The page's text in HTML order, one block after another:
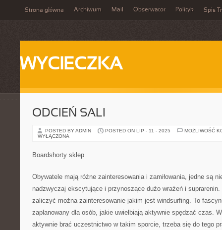
Strona główna Archiwum Mail Obserwator Polityk Spis
WYCIECZKA
ODCIEŃ SALI
POSTED BY ADMIN POSTED ON LIP - 11 - 2025
MOŻLIWOŚĆ
WYŁĄCZONA
Boardshorty sklep
Obywatele mają różne zainteresowania i zamiłowania, jedne są
nadzwyczaj ekscytujące i przynoszące dużo wrażeń i
zaliczyć można zainteresowanie jakim jest windsurfing. To
zaplanowany dla osób, jakie uwielbiają aktywnie spędzać czas.
aktywnie brać uczestnictwo w takim sporcie, trzeba się do tego